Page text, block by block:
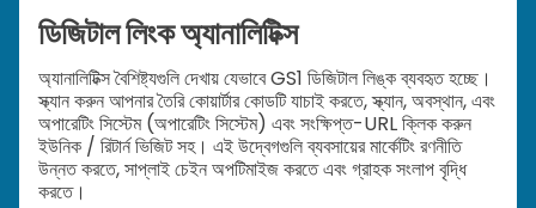
ডিজিটাল লিংক অ্যানালিটিক্স
অ্যানালিটিক্স বৈশিষ্ট্যগুলি দেখায় যেভাবে GS1 ডিজিটাল লিঙ্ক ব্যবহৃত হচ্ছে।
স্ক্যান করুন আপনার তৈরি কোয়ার্টার কোডটি যাচাই করতে, স্ক্যান, অবস্থান, এবং
অপারেটিং সিস্টেম (অপারেটিং সিস্টেম) এবং সংক্ষিপ্ত-URL ক্লিক করুন
ইউনিক / রিটার্ন ভিজিট সহ। এই উদ্বেগগুলি ব্যবসায়ের মার্কেটিং রণনীতি
উন্নত করতে, সাপ্লাই চেইন অপটিমাইজ করতে এবং গ্রাহক সংলাপ বৃদ্ধি
করতে।